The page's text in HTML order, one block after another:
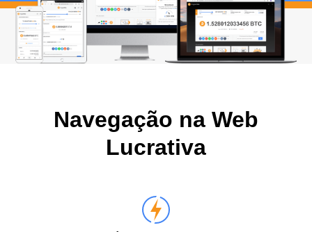
Navegação na Web
Lucrativa